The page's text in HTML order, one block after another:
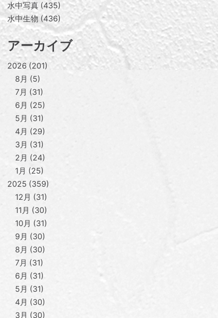
水中写真 435
水中生物 436
アーカイブ
2026 201
8月
5
7月
31
6月
25
5月
31
4月
29
3月
31
2月
24
1月
25
2025 359
12月
31
11月
30
10月
31
9月
30
8月
30
7月
31
6月
31
5月
31
4月
30
3月
30